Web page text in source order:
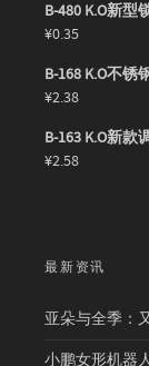
B-480 K.O新
¥0.35
B-168 K.O不
¥2.38
B-163 K.O新
¥2.58
最新资讯
亚朵与全季：
小鹏女形机器